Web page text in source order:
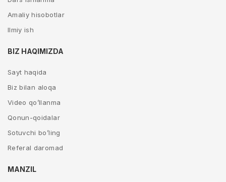
Amaliy hisobotlar
Ilmiy ish
BIZ HAQIMIZDA
Sayt haqida
Biz bilan aloqa
Video qo’llanma
Qonun-qoidalar
Sotuvchi bo’ling
Referal daromad
MANZIL